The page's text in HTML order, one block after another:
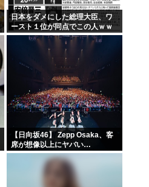
日本をダメにした総理大臣、ワ
ースト１位が同点でこの人ｗｗ
ｗｗｗｗ
【日向坂46】 Zepp Osaka、客
席が想像以上にヤバい…